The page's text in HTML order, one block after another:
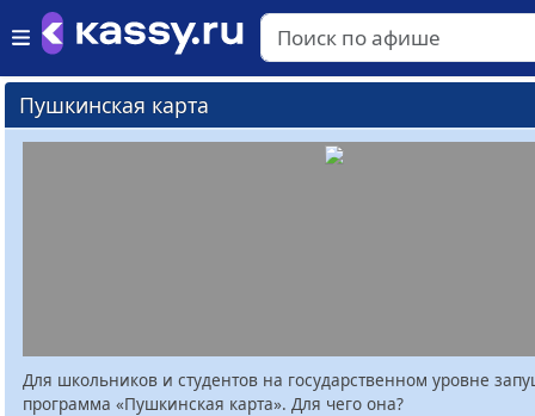
Пушкинская карта
Для школьников и студентов на государственном уровне
программа «Пушкинская карта». Для чего она?